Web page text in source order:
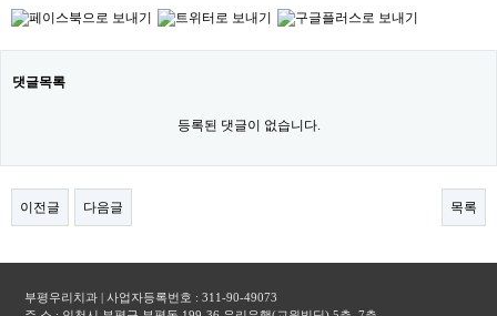
댓글목록
등록된 댓글이 없습니다.
이전글 다음글 목록
부평우리치과 | 사업자등록번호 : 311-90-49073